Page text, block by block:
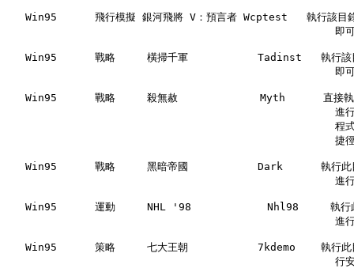
Win95      飛行模擬 銀河飛將 V：預言者 Wcptest   執行該
即可
Win95      戰略     橫掃千軍           Tadinst   執行
即可
Win95      戰略     殺無赦             Myth      直接執
進行安
程
捷徑
Win95      戰略     黑暗帝國           Dark      執行此
進行
Win95      運動     NHL '98            Nhl98     執行
進行
Win95      策略     七大王朝           7kdemo    執行此
行安